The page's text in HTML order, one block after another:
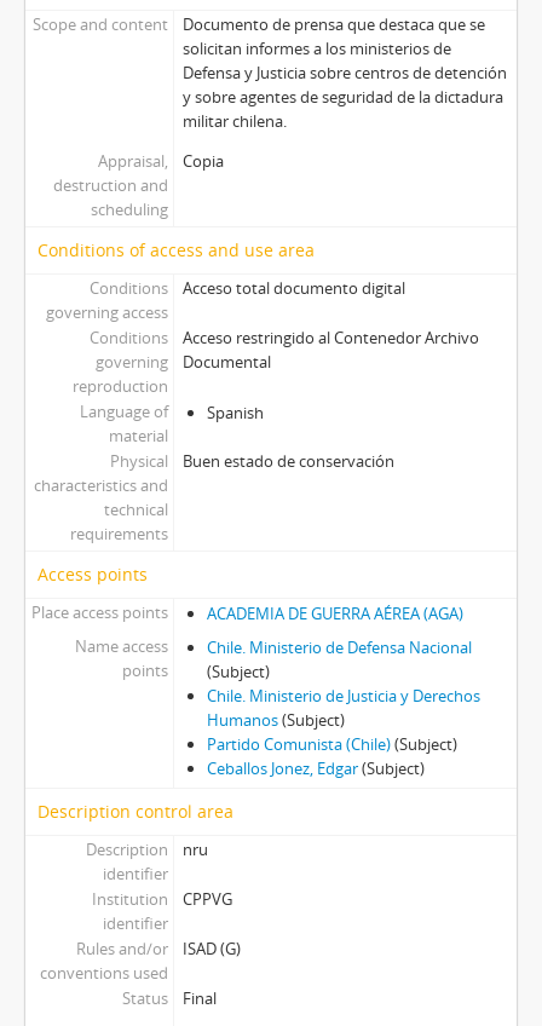
Scope and content
Documento de prensa que destaca que se
solicitan informes a los ministerios de
Defensa y Justicia sobre centros de detención
y sobre agentes de seguridad de la dictadura
militar chilena.
Appraisal,
destruction and
scheduling
Copia
Conditions of access and use area
Conditions
governing access
Acceso total documento digital
Conditions
governing
reproduction
Acceso restringido al Contenedor Archivo
Documental
Language of
material
Spanish
Physical
characteristics and
technical
requirements
Buen estado de conservación
Access points
Place access points
ACADEMIA DE GUERRA AÉREA (AGA)
Name access
points
Chile. Ministerio de Defensa Nacional
(Subject)
Chile. Ministerio de Justicia y Derechos
Humanos(Subject)
Partido Comunista (Chile)(Subject)
Ceballos Jonez, Edgar(Subject)
Description control area
Description
identifier
nru
Institution
identifier
CPPVG
Rules and/or
conventions used
ISAD (G)
Status
Final